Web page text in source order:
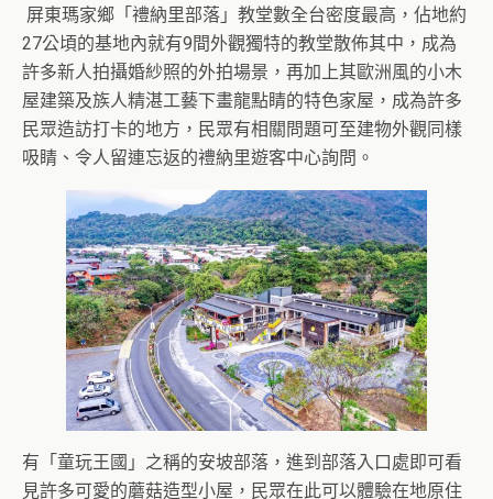
屏東瑪家鄉「禮納里部落」教堂數全台密度最高，佔地約
27公頃的基地內就有9間外觀獨特的教堂散佈其中，成為
許多新人拍攝婚紗照的外拍場景，再加上其歐洲風的小木
屋建築及族人精湛工藝下畫龍點睛的特色家屋，成為許多
民眾造訪打卡的地方，民眾有相關問題可至建物外觀同樣
吸睛、令人留連忘返的禮納里遊客中心詢問。
有「童玩王國」之稱的安坡部落，進到部落入口處即可看
見許多可愛的蘑菇造型小屋，民眾在此可以體驗在地原住